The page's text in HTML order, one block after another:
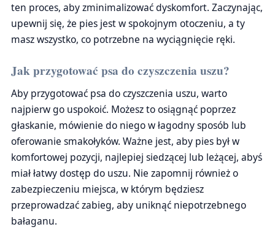
ten proces, aby zminimalizować dyskomfort. Zaczynając,
upewnij się, że pies jest w spokojnym otoczeniu, a ty
masz wszystko, co potrzebne na wyciągnięcie ręki.
Jak przygotować psa do czyszczenia uszu?
Aby przygotować psa do czyszczenia uszu, warto
najpierw go uspokoić. Możesz to osiągnąć poprzez
głaskanie, mówienie do niego w łagodny sposób lub
oferowanie smakołyków. Ważne jest, aby pies był w
komfortowej pozycji, najlepiej siedzącej lub leżącej, abyś
miał łatwy dostęp do uszu. Nie zapomnij również o
zabezpieczeniu miejsca, w którym będziesz
przeprowadzać zabieg, aby uniknąć niepotrzebnego
bałaganu.